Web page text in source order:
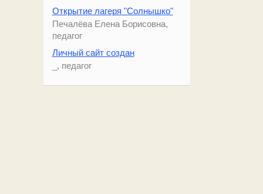
Открытие лагеря "Солнышко"
Печалёва Елена Борисовна,
педагог
Личный сайт создан
_, педагог